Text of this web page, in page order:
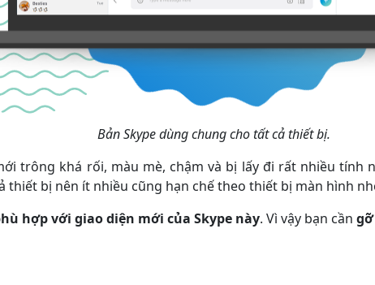
Bản Skype dùng chung cho tất cả thiết bị.
trông khá rối, màu mè, chậm và bị lấy đi rất nhiều tính
thiết bị nên ít nhiều cũng hạn chế theo thiết bị màn hình
hợp với giao diện mới của Skype này. Vì vậy bạn cần